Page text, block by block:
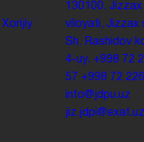
Xorijiy
130100. Jizzax
viloyati, Jizzax
Sh. Rashidov
4-uy. +998 72
57 +998 72
info@jdpu.uz
jiz.jdpi@exat.uz